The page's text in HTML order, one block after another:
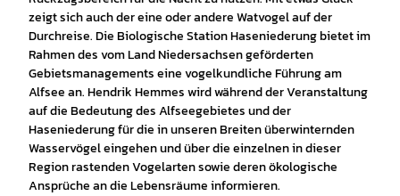
zeigt sich auch der eine oder andere Watvogel auf der
Durchreise. Die Biologische Station Haseniederung bietet im
Rahmen des vom Land Niedersachsen geförderten
Gebietsmanagements eine vogelkundliche Führung am
Alfsee an. Hendrik Hemmes wird während der Veranstaltung
auf die Bedeutung des Alfseegebietes und der
Haseniederung für die in unseren Breiten überwinternden
Wasservögel eingehen und über die einzelnen in dieser
Region rastenden Vogelarten sowie deren ökologische
Ansprüche an die Lebensräume informieren.